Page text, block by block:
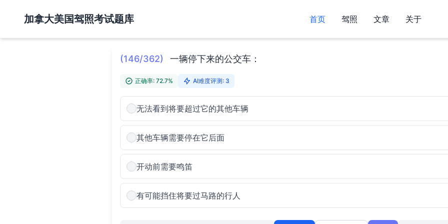
加拿大美国驾照考试题库 首页 驾照 文章 关于
(146/362) 一辆停下来的公交车：
正确率: 72.7% AI难度评测: 3
无法看到将要超过它的其他车辆
其他车辆需要停在它后面
开动前需要鸣笛
有可能挡住将要过马路的行人